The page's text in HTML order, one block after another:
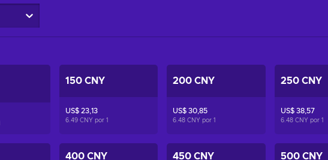
150 CNY
US$ 23,13
6.49 CNY por 1
200 CNY
US$ 30,85
6.48 CNY por1
250 CNY
US$ 38,57
6.48 CNY por1
400 CNY 450 CNY 500 CNY